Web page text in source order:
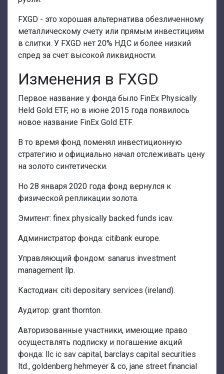
FXGD - это хорошая альтернатива обезличенному
металлическому счету или прямым инвестициям
в слитки. У FXGD нет 20% НДС и более низкий
спред за счет высокой ликвидности.
Изменения в FXGD
Первое название у фонда было FinEx Physically
Held Gold ETF, но в июне 2015 года появилось
новое название FinEx Gold ETF.
В то время фонд поменял инвестиционную
стратегию и официально начал отслеживать цену
на золото синтетически.
Но 28 января 2020 года фонд вернулся к
физической репликации золота.
Эмитент: finex physically backed funds icav.
Администратор фонда: citibank europe.
Управляющий фондом: sanarus investment
management llp.
Кастодиан: citi depositary services (ireland).
Аудитор: grant thornton.
Авторизованные участники, имеющие право
осуществлять подписку и погашение акций
фонда: llc ic sav capital, barclays capital securities
ltd., goldenberg hehmeyer & co, jane street financial